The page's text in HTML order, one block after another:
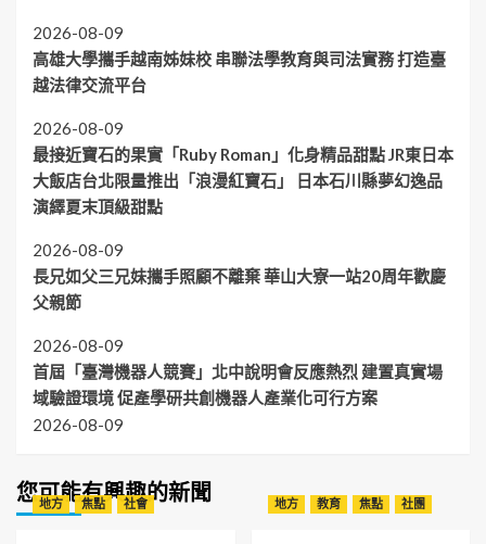
2026-08-09
高雄大學攜手越南姊妹校 串聯法學教育與司法實務 打造臺
越法律交流平台
2026-08-09
最接近寶石的果實「Ruby Roman」化身精品甜點 JR東日本
大飯店台北限量推出「浪漫紅寶石」 日本石川縣夢幻逸品
演繹夏末頂級甜點
2026-08-09
長兄如父三兄妹攜手照顧不離棄 華山大寮一站20周年歡慶
父親節
2026-08-09
首屆「臺灣機器人競賽」北中說明會反應熱烈 建置真實場
域驗證環境 促產學研共創機器人產業化可行方案
2026-08-09
您可能有興趣的新聞
地方 焦點 社會 地方 教育 焦點 社團